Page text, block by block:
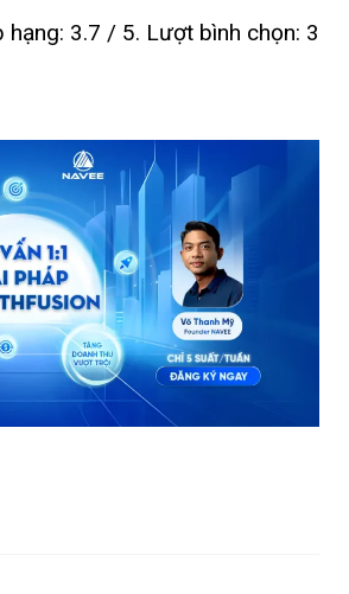
hạng: 3.7 / 5. Lượt bình chọn: 3